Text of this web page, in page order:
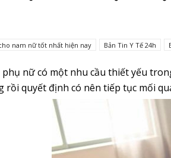
nam nữ tốt nhất hiện nay Bản Tin Y Tế 24h
nữ có một nhu cầu thiết yếu
rồi quyết định có nên tiếp tục mối